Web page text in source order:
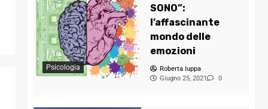
Psicologia
SONO”:
l’affascinante
mondo delle
emozioni
Roberta Iuppa
Giugno 25, 2021
0